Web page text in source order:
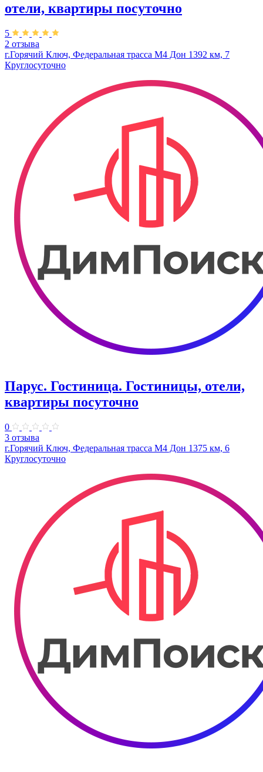
отели, квартиры посуточно
5
2 отзыва
г.Горячий Ключ, Федеральная трасса М4 Дон 1392 км, 7
Круглосуточно
Парус. Гостиница. Гостиницы, отели,
квартиры посуточно
0
3 отзыва
г.Горячий Ключ, Федеральная трасса М4 Дон 1375 км, 6
Круглосуточно